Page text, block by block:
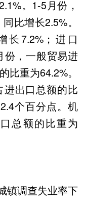
。1-5月份，
比增长2.5%。
长7.2%；进口
份，一般贸易进
比重为64.2%。
进出口总额的比
个百分点。机
总额的比重为
调查失业率下